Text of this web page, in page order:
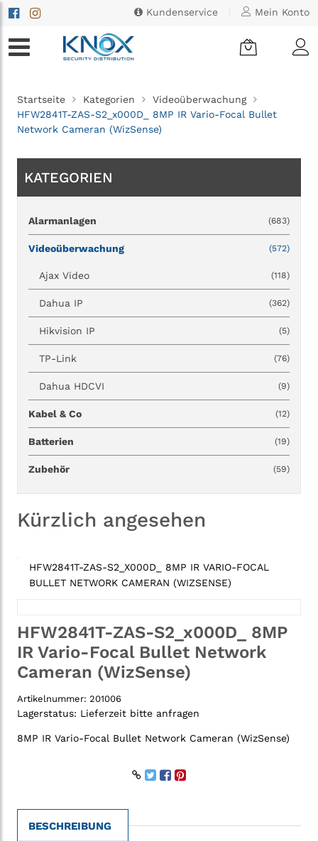
Kundenservice Mein Konto
Startseite Kategorien
Videoüberwachung
HFW2841T-ZAS-S2_x000D_ 8MP IR Vario-Focal Bullet
Network Cameran (WizSense)
KATEGORIEN
Alarmanlagen (683)
Videoüberwachung (572)
Ajax Video (118)
Dahua IP (362)
Hikvision IP (5)
TP-Link (76)
Dahua HDCVI (9)
Kabel & Co (12)
Batterien (19)
Zubehör (59)
Kürzlich angesehen
HFW2841T-ZAS-S2_X000D_ 8MP IR VARIO-FOCAL
BULLET NETWORK CAMERAN (WIZSENSE)
HFW2841T-ZAS-S2_x000D_ 8MP
IR Vario-Focal Bullet Network
Cameran (WizSense)
Artikelnummer: 201006
Lagerstatus: Lieferzeit bitte anfragen
8MP IR Vario-Focal Bullet Network Cameran (WizSense)
BESCHREIBUNG